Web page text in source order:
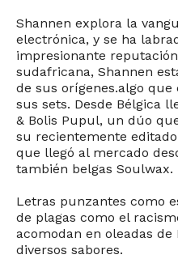
Shannen explora la
electrónica, y se ha
impresionante
sudafricana, Shannen
de sus orígenes.algo
sus sets. Desde Bélgica
& Bolis Pupul, un dúo
su recientemente
que llegó al mercado
también belgas Soulwax.
Letras punzantes como
de plagas como el
acomodan en oleadas
diversos sabores.